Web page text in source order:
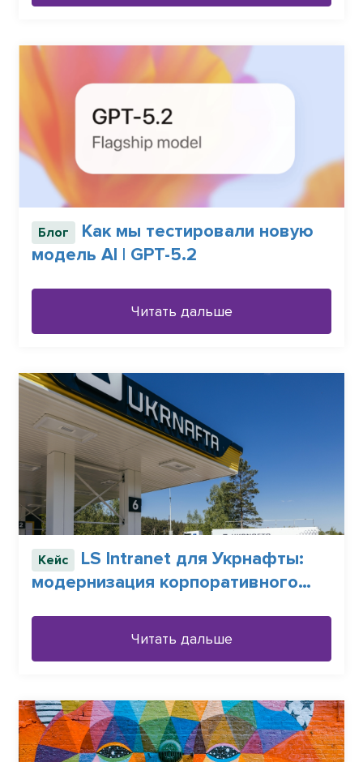
Блог
Как мы тестировали новую
модель АI | GPT-5.2
Читать дальше
Кейс
LS Intranet для Укрнафты:
модернизация корпоративного
Читать дальше